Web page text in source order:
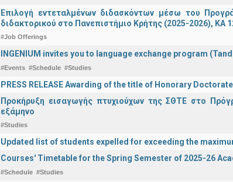
Επιλογή εντεταλμένων διδασκόντων μέσω του
διδακτορικού στο Πανεπιστήμιο Κρήτης (2025-2026), ΚΑ
#Job Offerings
INGENIUM invites you to language exchange program
#Events #Schedule #Studies
PRESS RELEASE Awarding of the title of Honorary
Προκήρυξη εισαγωγής πτυχιούχων της ΣΘΤΕ στο
εξάμηνο
#Studies
Updated list of students expelled for exceeding the
Courses' Timetable for the Spring Semester of 2025-26
#Schedule #Studies